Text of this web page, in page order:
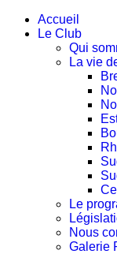
Accueil
Le Club
Qui
La vie
Le
Nous
Galerie